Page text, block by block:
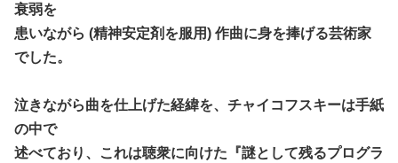
衰弱を
患いながら (精神安定剤を服用) 作曲に身を捧げる芸術家
でした。
泣きながら曲を仕上げた経緯を、チャイコフスキーは手紙
の中で
述べており、これは聴衆に向けた『謎として残るプログラ